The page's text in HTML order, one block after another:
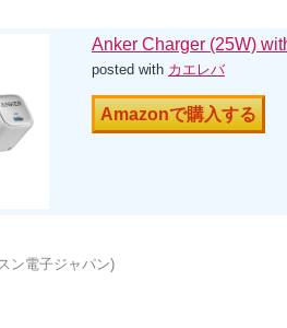
Anker Charger (25W)
posted with カエレバ
Amazonで購入する
ン電子ジャパン)